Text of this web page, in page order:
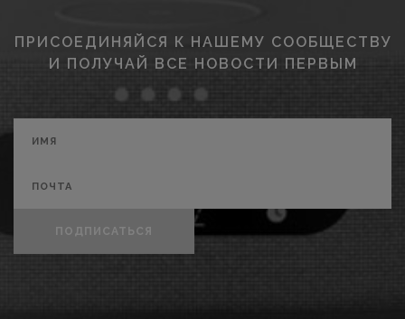
ПРИСОЕДИНЯЙСЯ К НАШЕМУ СООБЩЕСТВУ
И ПОЛУЧАЙ ВСЕ НОВОСТИ ПЕРВЫМ
ПОДПИСАТЬСЯ